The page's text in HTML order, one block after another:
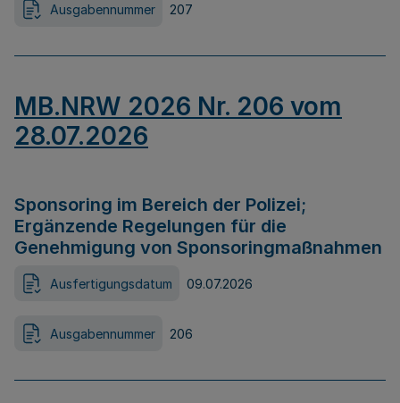
Ausgabennummer 207
MB.NRW 2026 Nr. 206 vom
28.07.2026
Sponsoring im Bereich der Polizei;
Ergänzende Regelungen für die
Genehmigung von Sponsoringmaßnahmen
Ausfertigungsdatum 09.07.2026
Ausgabennummer 206